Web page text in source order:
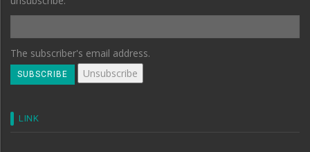
The subscriber's email address.
LINK